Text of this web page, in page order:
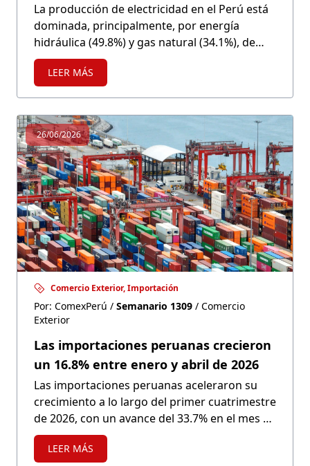
La producción de electricidad en el Perú está
dominada, principalmente, por energía
hidráulica (49.8%) y gas natural (34.1%), de
acuerdo con información del COES a mayo de
2026. Las demás fuentes energéticas
de creciente incertidumbre climática global.
LEER MÁS
26/06/2026
Comercio Exterior, Importación
Por: ComexPerú / Semanario 1309 / Comercio
Exterior
Las importaciones peruanas crecieron
un 16.8% entre enero y abril de 2026
Las importaciones peruanas aceleraron su
crecimiento a lo largo del primer cuatrimestre
de 2026, con un avance del 33.7% en el mes de
abril, impulsadas por mayores compras de
bienes de capital, combustibles y bienes de
LEER MÁS